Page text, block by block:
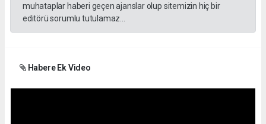
muhataplar haberi geçen ajanslar olup sitemizin hiç bir
editörü sorumlu tutulamaz...
Habere Ek Video